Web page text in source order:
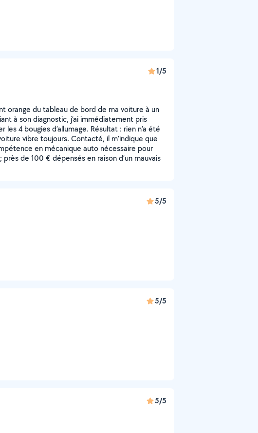
1/5
orange du tableau de bord de ma voiture à un
à son diagnostic, j’ai immédiatement pris
4 bougies d’allumage. Résultat : rien n’a été
vibre toujours. Contacté, il m’indique que
en mécanique auto nécessaire pour
de 100 € dépensés en raison d’un mauvais
5/5
5/5
5/5